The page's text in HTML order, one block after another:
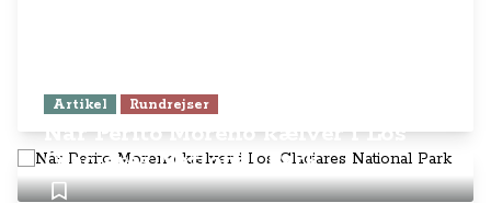
Artikel Rundrejser
Når Perito Moreno kælver i Los
Glaciares National Park